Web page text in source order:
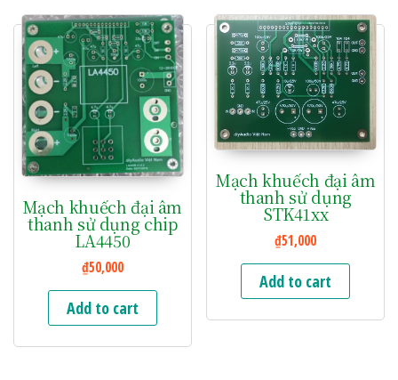
Mạch khuếch đại âm
thanh sử dụng chip
LA4450
₫50,000
Add to cart
Mạch khuếch đại âm
thanh sử dụng
STK41xx
₫51,000
Add to cart